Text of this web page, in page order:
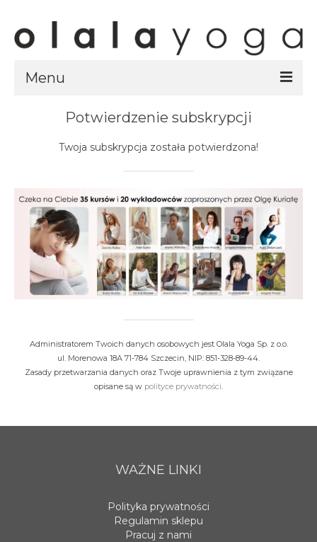
Menu
Olala Studio
Szczecin
Kursy
specjalistyczne
Blog
artykuły i video
Potwierdzenie subskrypcji
Twoja subskrypcja została potwierdzona!
Administratorem Twoich danych osobowych jest Olala Yoga Sp. z o.o.
ul. Morenowa 18A 71-784 Szczecin, NIP: 851-328-89-44.
Zasady przetwarzania danych oraz Twoje uprawnienia z tym związane
opisane są w polityce prywatności.
WAŻNE LINKI
Polityka prywatności
Regulamin sklepu
Pracuj z nami